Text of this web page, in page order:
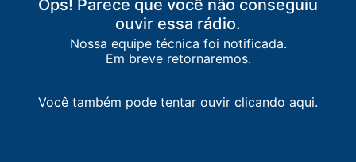
107.7 FM
92.1 FM
95.5 FM
103.1 FM
Ops! Parece que você não conseguiu
ouvir essa rádio.
Nossa equipe técnica foi notificada.
Em breve retornaremos.
Você também pode tentar ouvir clicando aqui.